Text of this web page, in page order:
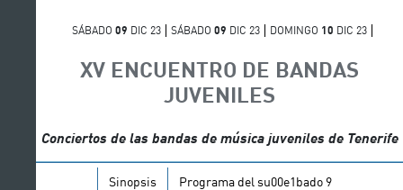
SÁBADO 09 DIC 23 SÁBADO 09 DIC 23 DOMINGO 10 DIC 23
XV ENCUENTRO DE BANDAS
JUVENILES
Conciertos de las bandas de música juveniles de Tenerife
Sinopsis Programa del su00e1bado 9